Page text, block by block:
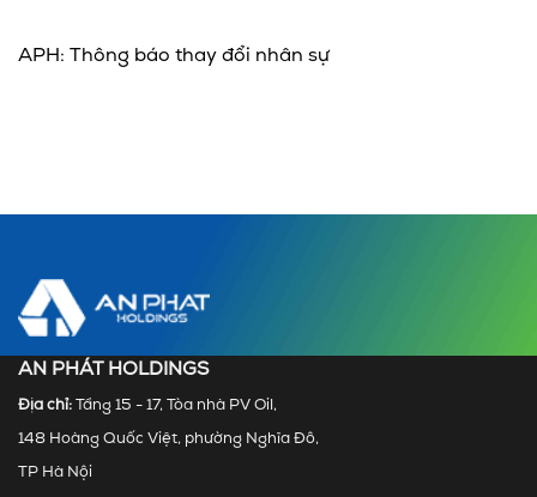
APH: Thông báo thay đổi nhân sự
AN PHÁT HOLDINGS
Địa chỉ: Tầng 15 - 17, Tòa nhà PV Oil,
148 Hoàng Quốc Việt, phường Nghĩa Đô,
TP Hà Nội